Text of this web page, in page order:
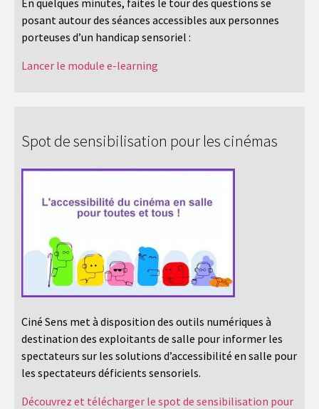
posant autour des séances accessibles aux personnes
porteuses d’un handicap sensoriel :
Lancer le module e-learning
Spot de sensibilisation pour les cinémas
Ciné Sens met à disposition des outils numériques à
destination des exploitants de salle pour informer les
spectateurs sur les solutions d’accessibilité en salle pour
les spectateurs déficients sensoriels.
Découvrez et télécharger le spot de sensibilisation pour